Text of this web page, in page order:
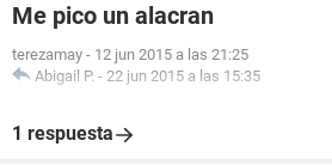
Me pico un alacran
terezamay - 12 jun 2015 a las 21:25
Abigail P. - 22 jun 2015 a las 15:35
1 respuesta